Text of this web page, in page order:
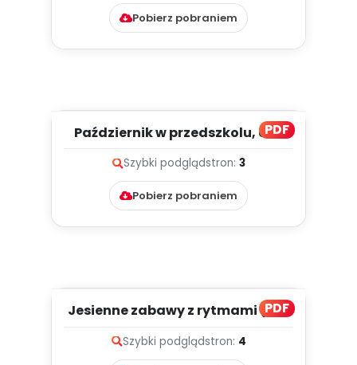
Pobierz pobraniem
PDF
Październik w przedszkolu, cz. 1
Szybki podglądstron: 3
Pobierz pobraniem
PDF
Jesienne zabawy z rytmami (PD)
Szybki podglądstron: 4